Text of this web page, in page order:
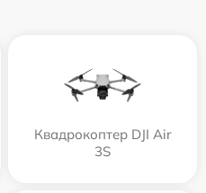
Квадрокоптер DJI Air
3S